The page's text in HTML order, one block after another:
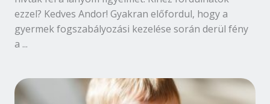
ezzel? Kedves Andor! Gyakran előfordul, hogy a
gyermek fogszabályozási kezelése során derül fény
a ...